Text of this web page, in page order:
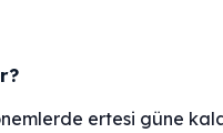
ertesi güne